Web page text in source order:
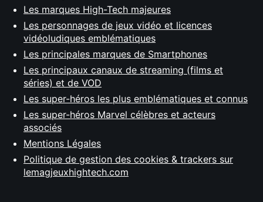
Les marques High-Tech majeures
Les personnages de jeux vidéo et licences
vidéoludiques emblématiques
Les principales marques de Smartphones
Les principaux canaux de streaming (films et
séries) et de VOD
Les super-héros les plus emblématiques et connus
Les super-héros Marvel célèbres et acteurs
associés
Mentions Légales
Politique de gestion des cookies & trackers sur
lemagjeuxhightech.com